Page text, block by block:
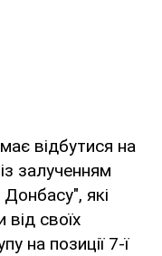
відбутися на
залученням
які
від своїх
на позиції 7-ї